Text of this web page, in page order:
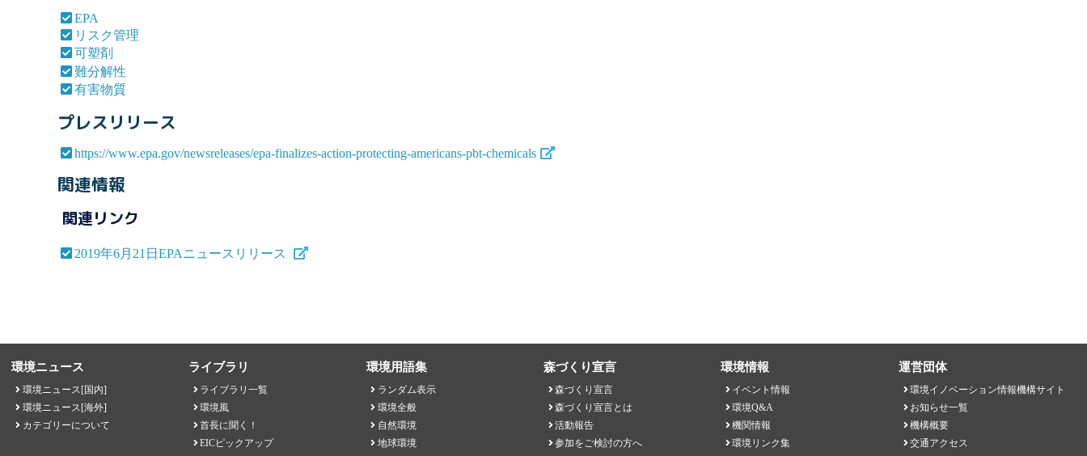
EPA
リスク管理
可塑剤
難分解性
有害物質
プレスリリース
https://www.epa.gov/newsreleases/epa-finalizes-action-protecting-americans-pbt-chemicals
関連情報
関連リンク
2019年6月21日EPAニュースリリース
環境ニュース
環境ニュース[国内]
環境ニュース[海外]
カテゴリーについて
ライブラリ
ライブラリ一覧
環境風
首長に聞く！
EICピックアップ
環境用語集
ランダム表示
環境全般
自然環境
地球環境
森づくり宣言
森づくり宣言
森づくり宣言とは
活動報告
参加をご検討の方へ
環境情報
イベント情報
環境Q&A
機関情報
環境リンク集
運営団体
環境イノベーション情報機構サイト
お知らせ一覧
機構概要
交通アクセス